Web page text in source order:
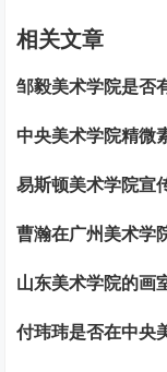
相关文章
邹毅美术学院是否
中央美术学院精微
易斯顿美术学院宣
曹瀚在广州美术学
山东美术学院的画
付玮玮是否在中央